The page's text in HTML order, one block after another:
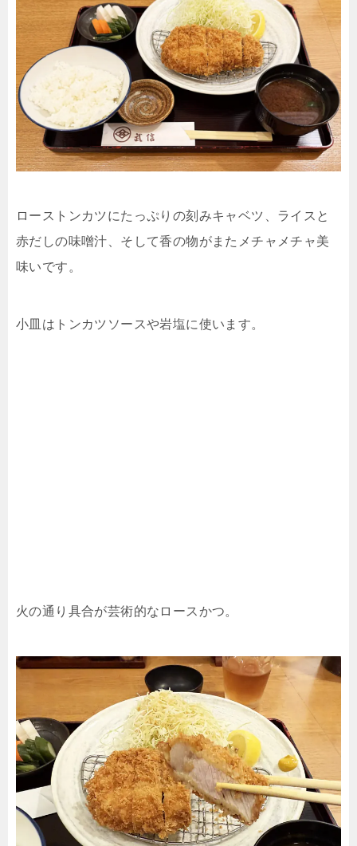
ローストンカツにたっぷりの刻みキャベツ、ライスと
赤だしの味噌汁、そして香の物がまたメチャメチャ美
味いです。
小皿はトンカツソースや岩塩に使います。
火の通り具合が芸術的なロースかつ。